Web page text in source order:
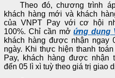
Theo đó, chương trình áp
khách hàng mới và khách
của VNPT Pay với cơ hội
100%. Chỉ cần mởứng dụng
khách hàng được nhận ngay
ngày. Khi thực hiện thanh
Pay, khách hàng được nhận
đến 05 lì xì tuỳ theo giá trị giao